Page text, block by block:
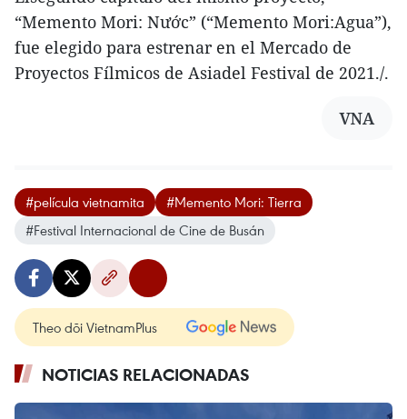
“Memento Mori: Nước” (“Memento Mori:Agua”),
fue elegido para estrenar en el Mercado de
Proyectos Fílmicos de Asiadel Festival de 2021./.
VNA
#película vietnamita
#Memento Mori: Tierra
#Festival Internacional de Cine de Busán
Theo dõi VietnamPlus
NOTICIAS RELACIONADAS